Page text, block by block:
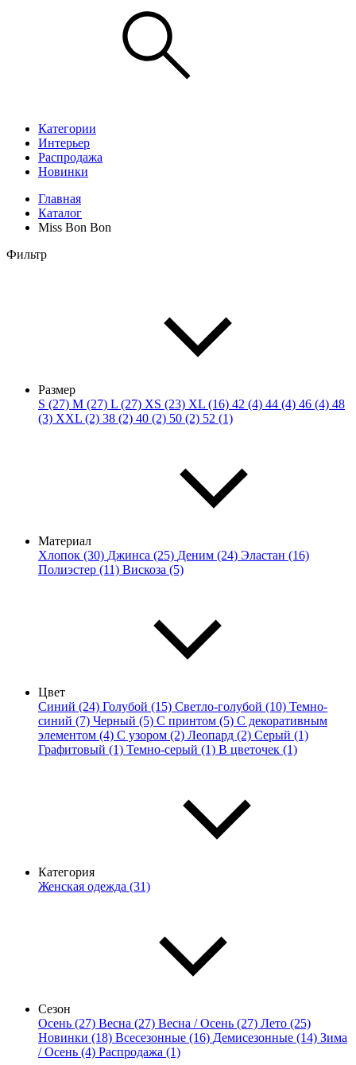
Категории
Интерьер
Распродажа
Новинки
Главная
Каталог
Miss Bon Bon
Фильтр
Размер
S (27) M (27) L (27) XS (23) XL (16) 42 (4) 44 (4) 46 (4) 48
(3) XXL (2) 38 (2) 40 (2) 50 (2) 52 (1)
Материал
Хлопок (30) Джинса (25) Деним (24) Эластан (16)
Полиэстер (11) Вискоза (5)
Цвет
Синий (24) Голубой (15) Светло-голубой (10) Темно-
синий (7) Черный (5) С принтом (5) С декоративным
элементом (4) С узором (2) Леопард (2) Серый (1)
Графитовый (1) Темно-серый (1) В цветочек (1)
Категория
Женская одежда (31)
Сезон
Осень (27) Весна (27) Весна / Осень (27) Лето (25)
Новинки (18) Всесезонные (16) Демисезонные (14) Зима
/ Осень (4) Распродажа (1)